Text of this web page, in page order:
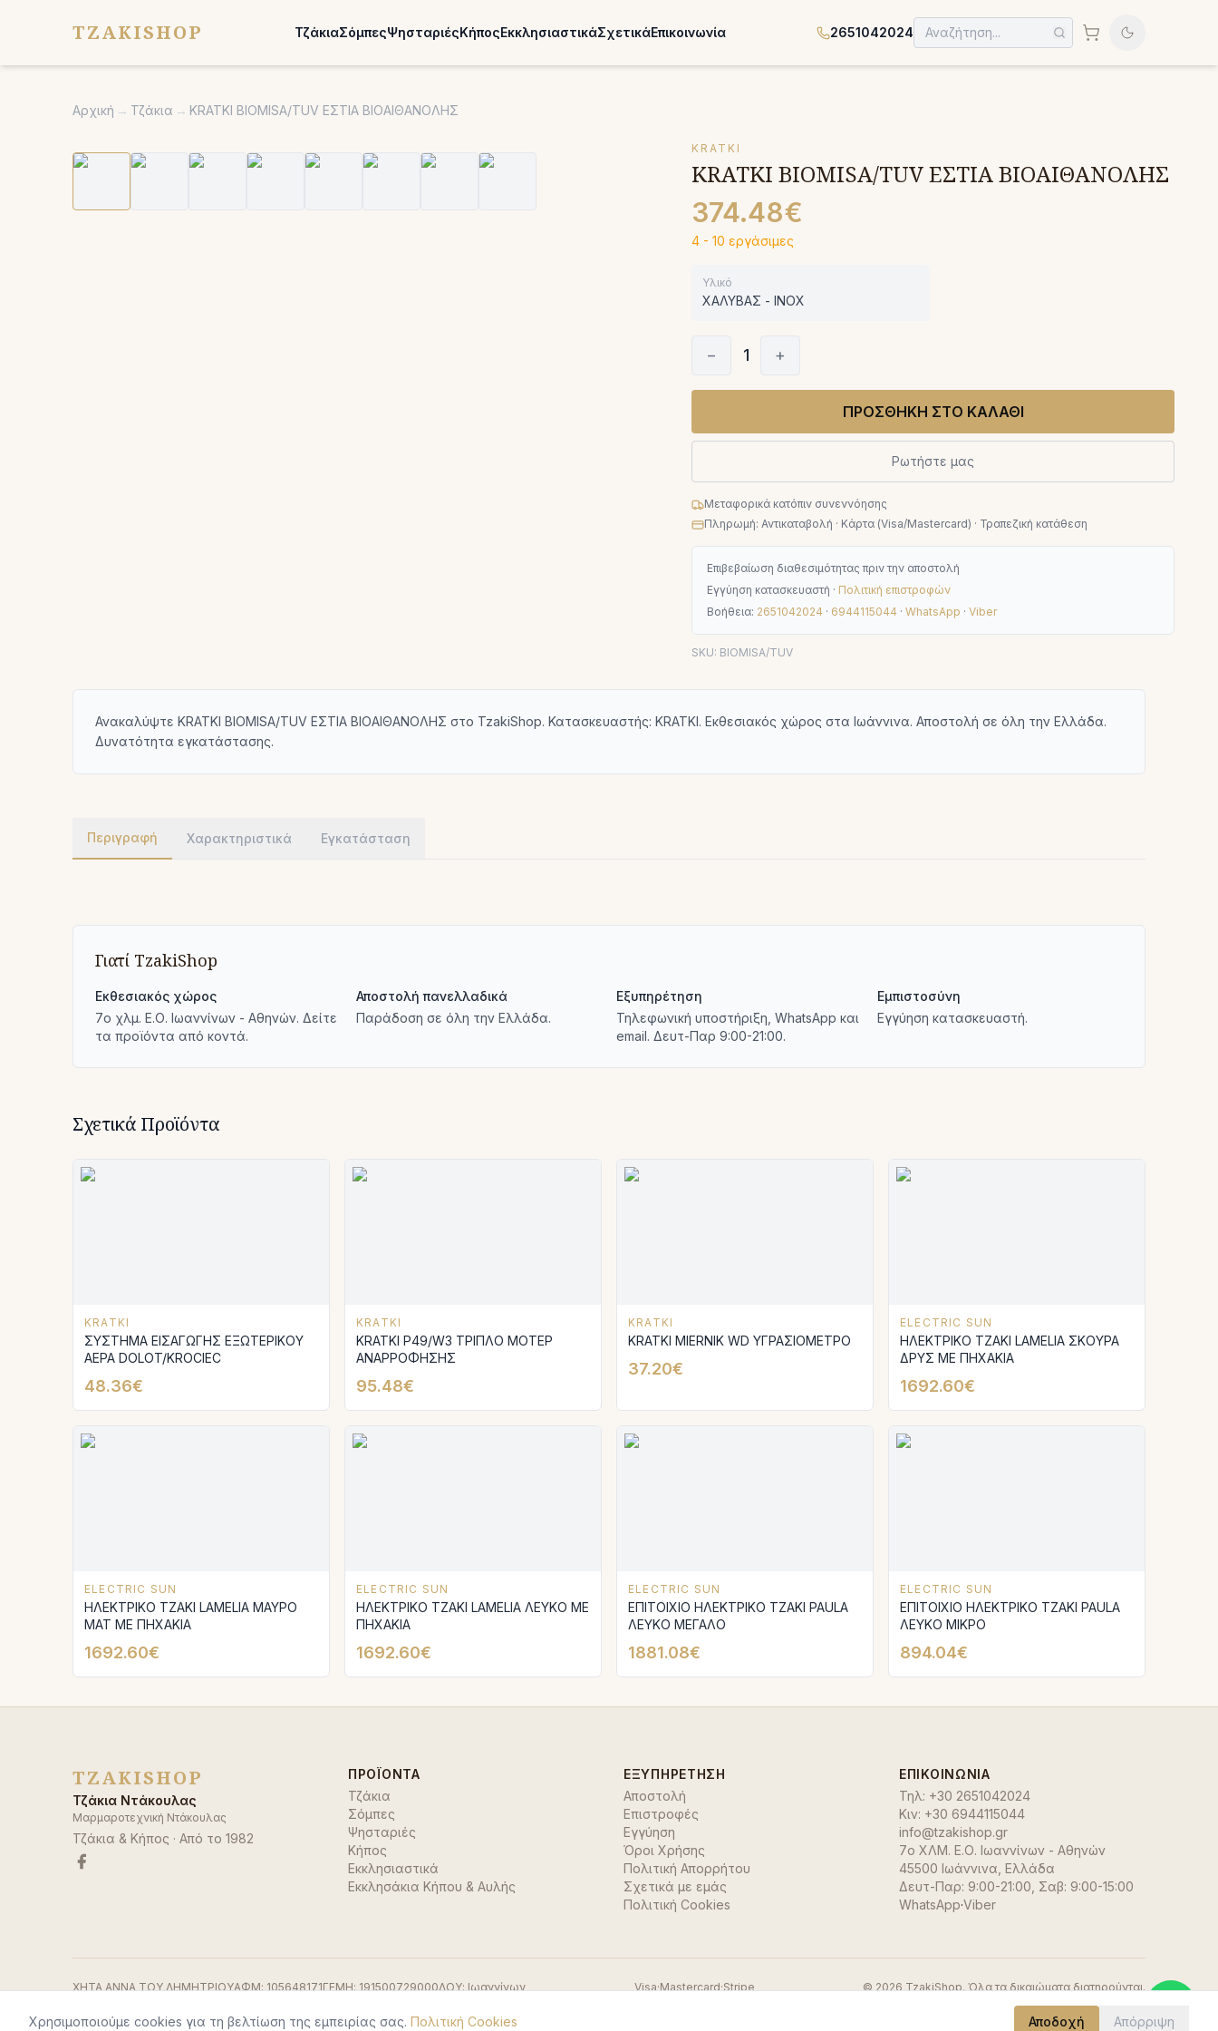
TZAKISHOP ΤζάκιαΣόμπεςΨησταριέςΚήποςΕκκλησιαστικάΣχετικάΕπικοινωνία 2651042024
Αρχική → Τζάκια → KRATKI BIOMISA/TUV ΕΣΤΙΑ ΒΙΟΑΙΘΑΝΟΛΗΣ
KRATKI
KRATKI BIOMISA/TUV ΕΣΤΙΑ ΒΙΟΑΙΘΑΝΟΛΗΣ
374.48€
4 - 10 εργάσιμες
Υλικό
ΧΑΛΥΒΑΣ - INOX
− 1 +
ΠΡΟΣΘΗΚΗ ΣΤΟ ΚΑΛΑΘΙ
Ρωτήστε μας
Μεταφορικά κατόπιν συνεννόησης
Πληρωμή: Αντικαταβολή · Κάρτα (Visa/Mastercard) · Τραπεζική κατάθεση
Επιβεβαίωση διαθεσιμότητας πριν την αποστολή
Εγγύηση κατασκευαστή · Πολιτική επιστροφών
Βοήθεια: 2651042024 · 6944115044 · WhatsApp · Viber
SKU: BIOMISA/TUV
Ανακαλύψτε KRATKI BIOMISA/TUV ΕΣΤΙΑ ΒΙΟΑΙΘΑΝΟΛΗΣ στο TzakiShop. Κατασκευαστής: KRATKI. Εκθεσιακός χώρος στα Ιωάννινα. Αποστολή σε όλη την Ελλάδα.
Δυνατότητα εγκατάστασης.
Περιγραφή Χαρακτηριστικά Εγκατάσταση
Γιατί TzakiShop
Εκθεσιακός χώρος
7ο χλμ. Ε.Ο. Ιωαννίνων - Αθηνών. Δείτε
τα προϊόντα από κοντά.
Αποστολή πανελλαδικά
Παράδοση σε όλη την Ελλάδα.
Εξυπηρέτηση
Τηλεφωνική υποστήριξη, WhatsApp και
email. Δευτ-Παρ 9:00-21:00.
Εμπιστοσύνη
Εγγύηση κατασκευαστή.
Σχετικά Προϊόντα
KRATKI
ΣΥΣΤΗΜΑ ΕΙΣΑΓΩΓΗΣ ΕΞΩΤΕΡΙΚΟΥ
ΑΕΡΑ DOLOT/KROCIEC
48.36€
KRATKI
KRATKI P49/W3 ΤΡΙΠΛΟ ΜΟΤΕΡ
ΑΝΑΡΡΟΦΗΣΗΣ
95.48€
KRATKI
KRATKI MIERNIK WD ΥΓΡΑΣΙΟΜΕΤΡΟ
37.20€
ELECTRIC SUN
ΗΛΕΚΤΡΙΚΟ ΤΖΑΚΙ LAMELIA ΣΚΟΥΡΑ
ΔΡΥΣ ΜΕ ΠΗΧΑΚΙΑ
1692.60€
ELECTRIC SUN
ΗΛΕΚΤΡΙΚΟ ΤΖΑΚΙ LAMELIA ΜΑΥΡΟ
ΜΑΤ ΜΕ ΠΗΧΑΚΙΑ
1692.60€
ELECTRIC SUN
ΗΛΕΚΤΡΙΚΟ ΤΖΑΚΙ LAMELIA ΛΕΥΚΟ ΜΕ
ΠΗΧΑΚΙΑ
1692.60€
ELECTRIC SUN
ΕΠΙΤΟΙΧΙΟ ΗΛΕΚΤΡΙΚΟ ΤΖΑΚΙ PAULA
ΛΕΥΚΟ ΜΕΓΑΛΟ
1881.08€
ELECTRIC SUN
ΕΠΙΤΟΙΧΙΟ ΗΛΕΚΤΡΙΚΟ ΤΖΑΚΙ PAULA
ΛΕΥΚΟ ΜΙΚΡΟ
894.04€
TZAKISHOP
Τζάκια Ντάκουλας
Μαρμαροτεχνική Ντάκουλας
Τζάκια & Κήπος · Από το 1982
ΠΡΟΪΌΝΤΑ
Τζάκια
Σόμπες
Ψησταριές
Κήπος
Εκκλησιαστικά
Εκκλησάκια Κήπου & Αυλής
ΕΞΥΠΗΡΈΤΗΣΗ
Αποστολή
Επιστροφές
Εγγύηση
Όροι Χρήσης
Πολιτική Απορρήτου
Σχετικά με εμάς
Πολιτική Cookies
ΕΠΙΚΟΙΝΩΝΊΑ
Τηλ: +30 2651042024
Κιν: +30 6944115044
info@tzakishop.gr
7ο ΧΛΜ. Ε.Ο. Ιωαννίνων - Αθηνών
45500 Ιωάννινα Ελλάδα
Δευτ-Παρ: 9:00-21:00, Σαβ: 9:00-15:00
WhatsApp·Viber
ΧΗΤΑ ΑΝΝΑ ΤΟΥ ΔΗΜΗΤΡΙΟΥΑΦΜ: 105648171ΓΕΜΗ: 191500729000ΔΟΥ: Ιωαννίνων Visa·Mastercard·Stripe © 2026 TzakiShop. Όλα τα δικαιώματα διατηρούνται.
Χρησιμοποιούμε cookies για τη βελτίωση της εμπειρίας σας. Πολιτική Cookies Αποδοχή Απόρριψη